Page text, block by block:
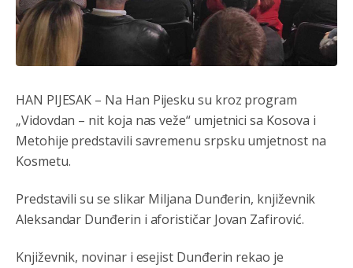
HAN PIJESAK – Na Han Pijesku su kroz program
„Vidovdan – nit koja nas veže“ umjetnici sa Kosova i
Metohije predstavili savremenu srpsku umjetnost na
Kosmetu.
Predstavili su se slikar Miljana Dunđerin, književnik
Aleksandar Dunđerin i aforističar Jovan Zafirović.
Književnik, novinar i esejist Dunđerin rekao je